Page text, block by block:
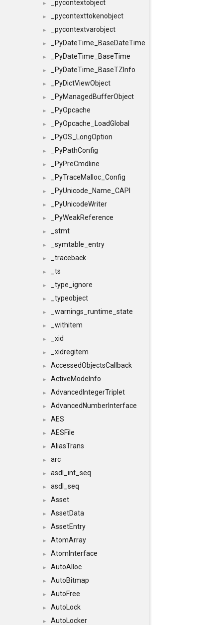
► _pycontextobject
► _pycontexttokenobject
► _pycontextvarobject
► _PyDateTime_BaseDateTime
► _PyDateTime_BaseTime
► _PyDateTime_BaseTZInfo
► _PyDictViewObject
► _PyManagedBufferObject
► _PyOpcache
► _PyOpcache_LoadGlobal
► _PyOS_LongOption
► _PyPathConfig
► _PyPreCmdline
► _PyTraceMalloc_Config
► _PyUnicode_Name_CAPI
► _PyUnicodeWriter
► _PyWeakReference
► _stmt
► _symtable_entry
► _traceback
► _ts
► _type_ignore
► _typeobject
► _warnings_runtime_state
► _withitem
► _xid
► _xidregitem
► AccessedObjectsCallback
► ActiveModeInfo
► AdvancedIntegerTriplet
► AdvancedNumberInterface
► AES
► AESFile
► AliasTrans
► arc
► asdl_int_seq
► asdl_seq
► Asset
► AssetData
► AssetEntry
► AtomArray
► AtomInterface
► AutoAlloc
► AutoBitmap
► AutoFree
► AutoLock
► AutoLocker